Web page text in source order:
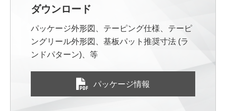
ダウンロード
パッケージ外形図、テーピング仕様、テーピ
ングリール外形図、基板パット推奨寸法 (ラ
ンドパターン)、等
パッケージ情報